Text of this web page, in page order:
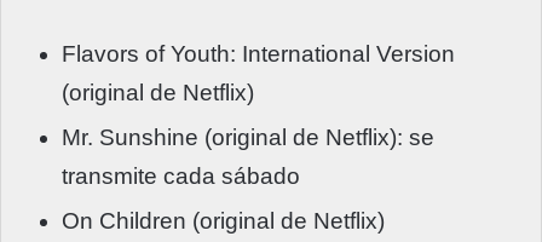
Flavors of Youth: International Version
(original de Netflix)
Mr. Sunshine (original de Netflix): se
transmite cada sábado
On Children (original de Netflix)